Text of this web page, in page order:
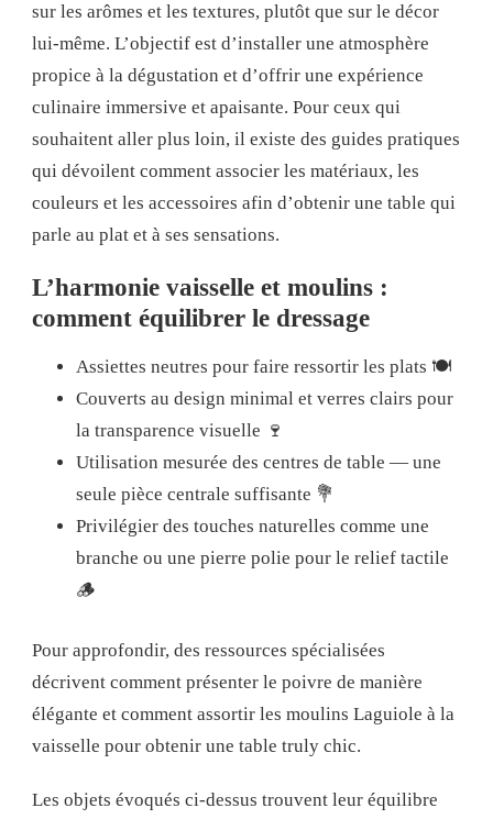
sur les arômes et les textures, plutôt que sur le décor
lui-même. L’objectif est d’installer une atmosphère
propice à la dégustation et d’offrir une expérience
culinaire immersive et apaisante. Pour ceux qui
souhaitent aller plus loin, il existe des guides pratiques
qui dévoilent comment associer les matériaux, les
couleurs et les accessoires afin d’obtenir une table qui
parle au plat et à ses sensations.
L’harmonie vaisselle et moulins :
comment équilibrer le dressage
Assiettes neutres pour faire ressortir les plats 🍽️
Couverts au design minimal et verres clairs pour
la transparence visuelle 🍷
Utilisation mesurée des centres de table — une
seule pièce centrale suffisante 💐
Privilégier des touches naturelles comme une
branche ou une pierre polie pour le relief tactile
🪵
Pour approfondir, des ressources spécialisées
décrivent comment présenter le poivre de manière
élégante et comment assortir les moulins Laguiole à la
vaisselle pour obtenir une table truly chic.
Les objets évoqués ci-dessus trouvent leur équilibre